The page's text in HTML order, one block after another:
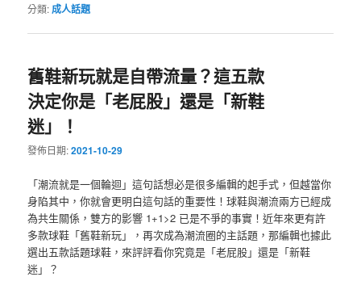
分類:成人話題
舊鞋新玩就是自帶流量？這五款
決定你是「老屁股」還是「新鞋
迷」！
發佈日期:2021-10-29
「潮流就是一個輪迴」這句話想必是很多編輯的起手式，但越當你
身陷其中，你就會更明白這句話的重要性！球鞋與潮流兩方已經成
為共生關係，雙方的影響 1+1>2 已是不爭的事實！近年來更有許
多款球鞋「舊鞋新玩」，再次成為潮流圈的主話題，那編輯也據此
選出五款話題球鞋，來評評看你究竟是「老屁股」還是「新鞋
迷」？